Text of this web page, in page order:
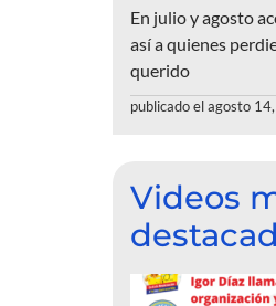
En julio y agosto
así a quienes
querido
publicado el agosto
Videos